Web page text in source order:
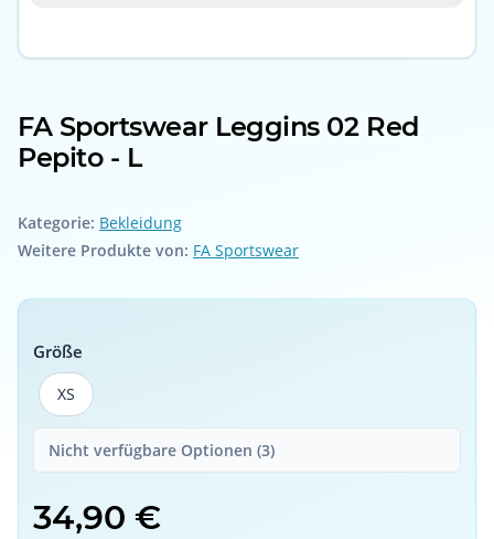
FA Sportswear Leggins 02 Red
Pepito - L
Kategorie: Bekleidung
Weitere Produkte von: FA Sportswear
Größe
XS
XS
Nicht verfügbare Optionen (3)
34,90 €